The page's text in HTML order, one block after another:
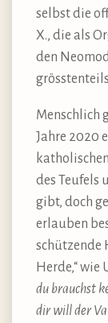
selbst die
X., die als
den
Menschlich
Jahre 2020
des Teufels
gibt, doch
erlauben
schützende
Herde,“ wie
du brauchst
dir will der